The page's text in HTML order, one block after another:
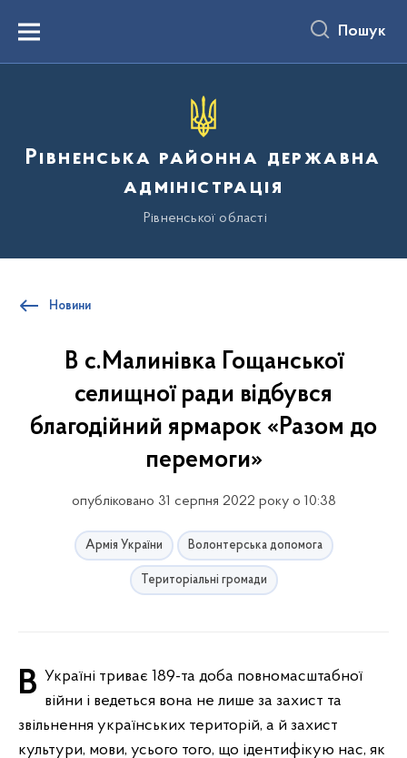
вмістуMenu Пошук
Рівненська районна державна
адміністрація
Рівненської області
Новини
В с.Малинівка Гощанської
селищної ради відбувся
благодійний ярмарок «Разом до
перемоги»
опубліковано 31 серпня 2022 року о 10:38
Армія України Волонтерська допомога
Територіальні громади
В Україні триває 189-та доба повномасштабної війни і ведеться вона не лише за захист та
звільнення українських територій, а й захист
культури, мови, усього того, що ідентифікую нас, як